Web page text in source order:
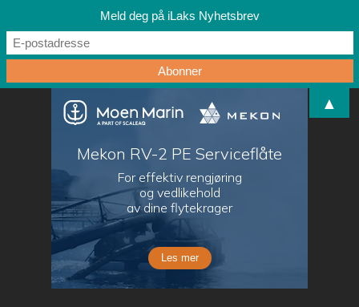
Meld deg på iLaks Nyhetsbrev
▲